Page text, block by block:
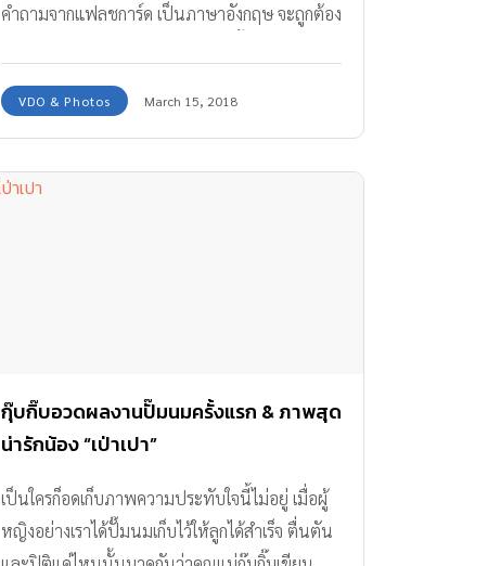
คำถามจากแฟลชการ์ด เป็นภาษาอังกฤษ จะถูกต้อง
มาดูกันเลยค่ะ
VDO & Photos March 15, 2018
กุ๊บกิ๊บอวดผลงานปั๊มนมครั้งแรก & ภาพสุด
น่ารักน้อง “เป่าเปา”
เป็นใครก็อดเก็บภาพความประทับใจนี้ไม่อยู่ เมื่อผู้
หญิงอย่างเราได้ปั๊มนมเก็บไว้ให้ลูกได้สำเร็จ ตื่นตัน